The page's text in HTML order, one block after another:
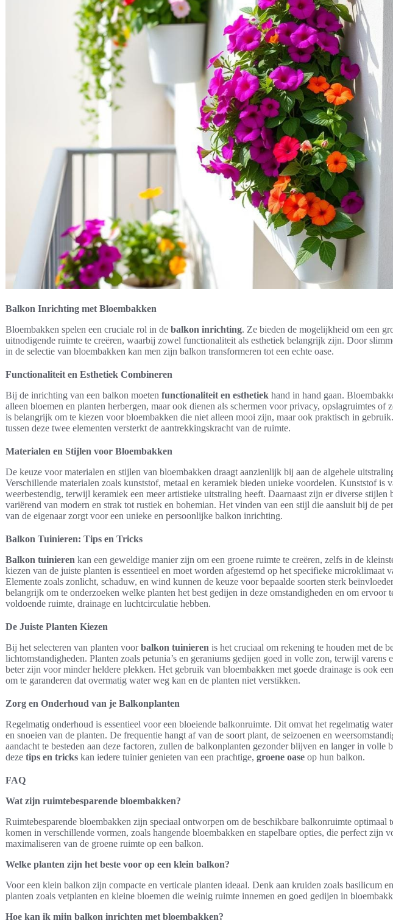
Balkon Inrichting met Bloembakken
Bloembakken spelen een cruciale rol in de balkon inrichting. Ze bieden de mogelijkheid om een
uitnodigende ruimte te creëren, waarbij zowel functionaliteit als esthetiek belangrijk zijn. Door
in de selectie van bloembakken kan men zijn balkon transformeren tot een echte oase.
Functionaliteit en Esthetiek Combineren
Bij de inrichting van een balkon moeten functionaliteit en esthetiek hand in hand gaan.
alleen bloemen en planten herbergen, maar ook dienen als schermen voor privacy, opslagruimtes of
is belangrijk om te kiezen voor bloembakken die niet alleen mooi zijn, maar ook praktisch in
tussen deze twee elementen versterkt de aantrekkingskracht van de ruimte.
Materialen en Stijlen voor Bloembakken
De keuze voor materialen en stijlen van bloembakken draagt aanzienlijk bij aan de algehele
Verschillende materialen zoals kunststof, metaal en keramiek bieden unieke voordelen. Kunststof is
weerbestendig, terwijl keramiek een meer artistieke uitstraling heeft. Daarnaast zijn er diverse stijlen
variërend van modern en strak tot rustiek en bohemian. Het vinden van een stijl die aansluit bij de
van de eigenaar zorgt voor een unieke en persoonlijke balkon inrichting.
Balkon Tuinieren: Tips en Tricks
Balkon tuinieren kan een geweldige manier zijn om een groene ruimte te creëren, zelfs in de
kiezen van de juiste planten is essentieel en moet worden afgestemd op het specifieke microklimaat
Elemente zoals zonlicht, schaduw, en wind kunnen de keuze voor bepaalde soorten sterk
belangrijk om te onderzoeken welke planten het best gedijen in deze omstandigheden en om ervoor
voldoende ruimte, drainage en luchtcirculatie hebben.
De Juiste Planten Kiezen
Bij het selecteren van planten voorbalkon tuinieren is het cruciaal om rekening te houden met de
lichtomstandigheden. Planten zoals petunia’s en geraniums gedijen goed in volle zon, terwijl varens
beter zijn voor minder heldere plekken. Het gebruik van bloembakken met goede drainage is ook
om te garanderen dat overmatig water weg kan en de planten niet verstikken.
Zorg en Onderhoud van je Balkonplanten
Regelmatig onderhoud is essentieel voor een bloeiende balkonruimte. Dit omvat het regelmatig
en snoeien van de planten. De frequentie hangt af van de soort plant, de seizoenen en
aandacht te besteden aan deze factoren, zullen de balkonplanten gezonder blijven en langer in volle
deze tips en tricks kan iedere tuinier genieten van een prachtige, groene oase op hun balkon.
FAQ
Wat zijn ruimtebesparende bloembakken?
Ruimtebesparende bloembakken zijn speciaal ontworpen om de beschikbare balkonruimte optimaal
komen in verschillende vormen, zoals hangende bloembakken en stapelbare opties, die perfect zijn
maximaliseren van de groene ruimte op een balkon.
Welke planten zijn het beste voor op een klein balkon?
Voor een klein balkon zijn compacte en verticale planten ideaal. Denk aan kruiden zoals basilicum
planten zoals vetplanten en kleine bloemen die weinig ruimte innemen en goed gedijen in
Hoe kan ik mijn balkon inrichten met bloembakken?